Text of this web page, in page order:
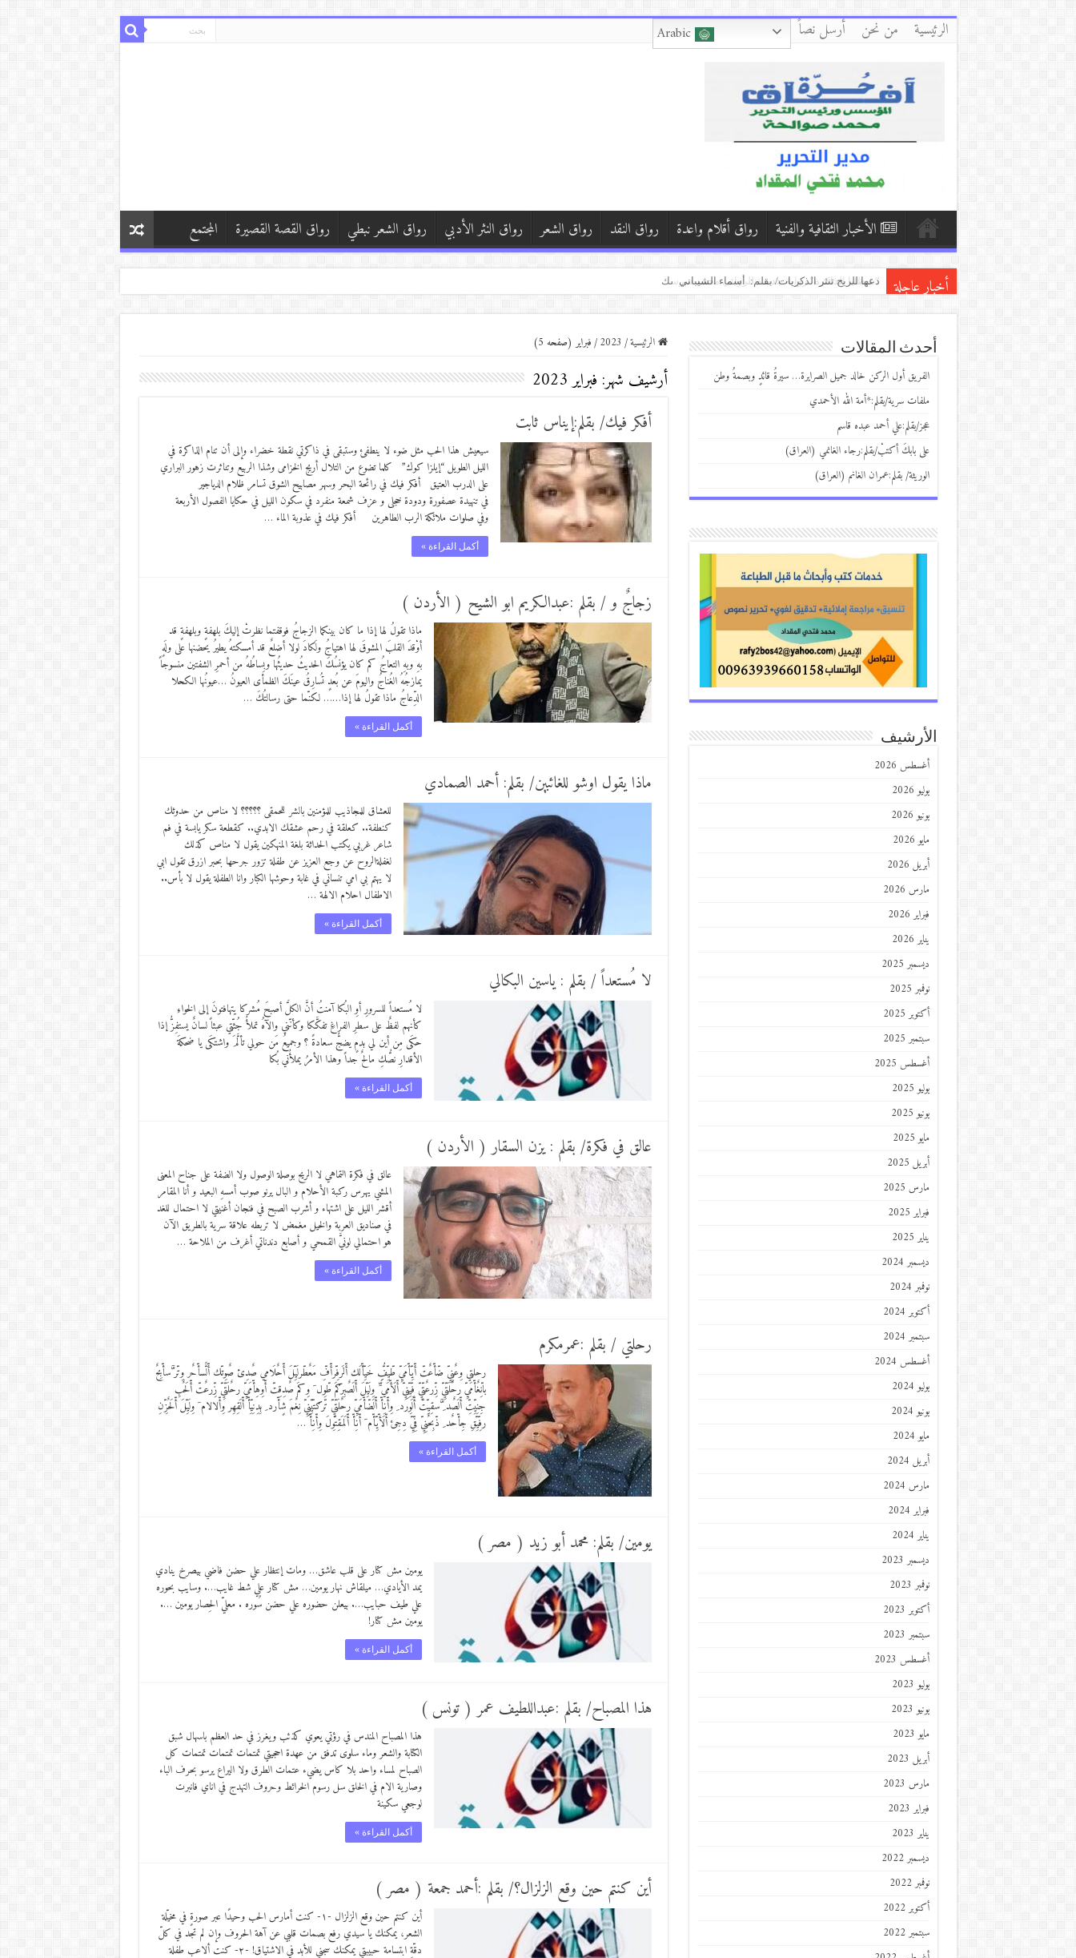
الرئيسية من نحن أرسل نصاً Arabic
الأخبار الثقافية والفنية رواق أقلام واعدة رواق النقد رواق الشعر رواق النثر الأدبي رواق الشعر نبطي رواق القصة القصيرة المجتمع
أخبار عاجلة “شظايا الذاكرة” رواية جديدة للروائي محمد سرسك
*رواية “حين ينطق الصمت” للكاتبة آلاء بركات*(الصمت خارج النافذة)*
تأويل الصدمات بين شهلا العجيلي وإليف شافاق
الرئيسية/
2023
/فبراير (صفحه 5)
أرشيف شهر: فبراير 2023
أفكر فيك/ بقلم:إيناس ثابت
سيعيش هذا الحب مثل ضوء لا ينطفئ وستبقى في ذاكرتي نقطة خضراء وإلى أن تنام الذاكرة في
الليل الطويل “إيلزا كوك” كلما تضوع من التلال أريج الخزامى وشذا الربيع وتناثرت زهور البراري
على الدرب العتيق أفكر فيك في رائحة البحر وسهر مصابيح الشوق تسامر ظلام الدياجير
في تنهيدة عصفورة ودودة خجلى و عزف شمعة منفرد في سكون الليل في حكايا الفصول الأربعة
وفي صلوات ملائكة الرب الطاهرين أفكر فيك في عذوبة الماء …
أكمل القراءة »
زجاجٌ و / بقلم :عبدالكريم ابو الشيح ( الأردن )
ماذا تقولُ لها إذا ما كان بينكما الزجاجُ فوقفتما نظرتْ إليكَ بلهفةٍ وبلهفةٍ قد
أوْقدَ القلبَ المشوقَ لها اهتياجُ ولَكادَ لولا أضلعٌ قد أمسكتهُ يطيرُ يحضنها على ولَهٍ
بهِ وبهِ التعاجُ كم كان يؤنسُكَ الحديثُ حديثُها وبِساطُهُ من أحمرِ الشفتين منسوجاً
يمازجُهُ الغُناجُ واليومَ عن بُعدٍ تُسارِقُ عينَكَ الظمأى العيونُ …عيونُها الكحلا
الدِّعاجُ ماذا تقولُ لها إذا…… لكنّما حتى رسالتُكَ …
أكمل القراءة »
ماذا يقول اوشو للغائبين/ بقلم: أحمد الصمادي
للعشاق للمجاذيب للمؤمنين بالشر للحمقى ؟؟؟؟؟ لا مناص من حدوثك
كنطفة.. كعلقة في رحم عشقك الابدي.. كقطعة سكر يابسة في فم
شاعر غربي يكتب الحداثة بلغة المنهكين يقول لا مناص كذلك
لغفلةالروح عن وجع العزيز عن طفلة تزور جرحها بحبر ازرق تقول ابي
لا يهتم بي امي تنساني في غابة وحوشها الكبار وانا الطفلة يقول لا بأس..
الاطفال احلام الالهة …
أكمل القراءة »
لا مُستعداً / بقلم : ياسين البكالي
لا مُستعداً للسرورِ أوِ البُكا آمنتُ أنَّ الكلَّ أصبحَ مُشركا يتهافتونَ إلى الخواءِ
كأنهم لفظٌ على سطرِ الفراغِ تفكَّكا وكأنّني والآهُ تملأُ جُثّتي عبثاً لسانٌ يستفِزُّ إذا
حكَى مِن أين لي بدمٍ يضجُّ سعادةً ؟ وجميعُ مَن حولي تألَّمَ واشتكَى يا ضحكةَ
الأقدارِ نصُّكِ مالحٌ جداً وهذا الأمرُ يملأُني بُكا
أكمل القراءة »
عالق في فكرة/ بقلم : يزن السقار ( الأردن )
عالق في فكرة التماهي لا الريح بوصلة الوصول ولا الضفة على جناح المعنى
المشي يهرس ركبة الأحلام و البال يرنو صوب أمسهِ البعيد و أنا المقامر
أقشر الليل على اشتهاء و أشرب الصبح في فنجان أغنيتي لا احتمال للغد
في صناديق العربة والخيل مغمض لا تربطه علاقة سرية بالطريق الآن
هو احتمالي لونيَّ القمحي و أصابع دندناتي أغرف من الملاحة …
أكمل القراءة »
رحلتي / بقلم :عمرمكرم
رحلتي وِعٌنِيِّ ضّأّعٌتّ أّيِّأّمَيِّ طّيِّفُِِّ خَيِّأّلَك أّلَرفِّرأّفِّ مَعٌطّرلَيِّلَ أّحٌلَامي صٌدِئ صٌوِتّك أّلََّسأّحٌر وِتّر َّسأّبِحٌ
باّنِغٌأّمَيِّ رحٌلَتّيِّ زِّرعٌتّيِّ فِّيِّنِيِّ أّلَأّمَي ِّ وِلَيِّلَ أّلَصٌبِرګمَ طّوِل َ وِكمَ صٌدِقِتّ أّوِهِأّمَيِّ رحٌلَتّيِّ زِّرعٌتّ أّلَحٌبِ
جِنِيِّتِّ أّلَصٌد ِ َّسقِيِّتّ أّلَوِرد ِ وِأّنِأّ أّلَضّأّمَيِّ رحٌلَتّيِّ تّرګتّيِّنِيِّ نِغٌمَ شٍأّرد ِ بِدِنِيِّأّ أّلَقِهِر وِأّلالام َ وِلَيِّلَ أّلَحٌزِّنِ
رفِّيِّقِ جِأّحٌد ِ ذّبِحٌنِيِّ فِّيِّ دِجِئ أّلَأّيِّأّم َ أّنِأّ أّلَمَقِتّوِلَ وِأّنِأّ …
أكمل القراءة »
يومين/ بقلم: محمد أبو زيد ( مصر )
يومين مش كتار على قلب عاشق… ومات إنتظار علي حضن فاضي بيصرخ ينادي
يمد الأيادي… ميلقاش نهار يومين… مش كتار علي شط غايب…. وسايب بحوره
علي طيف حبايب…. بيعلن حضوره علي حضن سُوره . معليّ الحِصار يومين ….
يومين مش كتار!
أكمل القراءة »
هذا المصباح/ بقلم :عبداللطيف عمر ( تونس )
هذا المصباح المندس في رؤتي يعوي كذئب ويغرز في حد العظم باسهال شبق
الكتابة والشعر وماء سلوى تدفق من عهدة احجيتي تمتمات تمتمات تمتمات كل
الصباح لمساء واحد بلا كاس يضيء عتمات الطرق ولا اليراع يرسو بحرف الباء
وصارية الام في الخلق سل رسوم الخرائط وحروف التهدج في اناي فانبرت
لوجعي سكينة
أكمل القراءة »
أين كنتم حين وقع الزلزال؟/ بقلم :أحمد جمعة ( مصر )
أين كنتم حين وقع الزلزال -١- كنت أمارس الحب وحيدًا عبر صورةٍ في مخيّلة
الشعر، يمكنك يا سيدي رفع بصمات قلبي عن آهة الحروف وإن لم تجد في كلّ
دقّةٍ ابتسامة حبيبتي يمكنك سجني للأبد في الاشتياق! -٢- كنت ألاعب طفلة
أحدث المقالات
الفريق أول الركن خالد جميل الصرايرة… سيرةُ قائدٍ وبصمةُ وطن
ملفات سرية/بقلم:*أمة الله الأحمدي
عجز/بقلم:علي أحمد عبده قاسم
على بابكَ أكتبْ/بقلم:رجاء الغانمي (العراق)
الوريثة/ بقلم:عمران الغانم (العراق)
الأرشيف
أغسطس 2026
يوليو 2026
يونيو 2026
مايو 2026
أبريل 2026
مارس 2026
فبراير 2026
يناير 2026
ديسمبر 2025
نوفمبر 2025
أكتوبر 2025
سبتمبر 2025
أغسطس 2025
يوليو 2025
يونيو 2025
مايو 2025
أبريل 2025
مارس 2025
فبراير 2025
يناير 2025
ديسمبر 2024
نوفمبر 2024
أكتوبر 2024
سبتمبر 2024
أغسطس 2024
يوليو 2024
يونيو 2024
مايو 2024
أبريل 2024
مارس 2024
فبراير 2024
يناير 2024
ديسمبر 2023
نوفمبر 2023
أكتوبر 2023
سبتمبر 2023
أغسطس 2023
يوليو 2023
يونيو 2023
مايو 2023
أبريل 2023
مارس 2023
فبراير 2023
يناير 2023
ديسمبر 2022
نوفمبر 2022
أكتوبر 2022
سبتمبر 2022